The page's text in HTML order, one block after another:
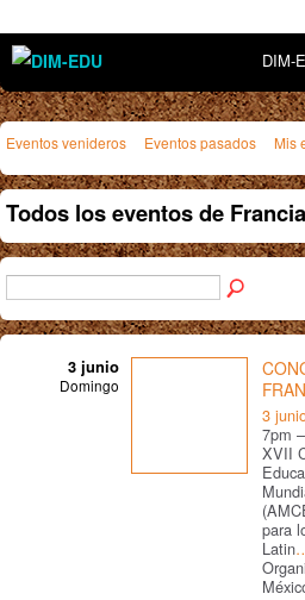
DIM-
Eventos venideros Eventos pasados Mis
Todos los eventos de Francia
3 junio
Domingo
3
7pm –
XVII
para
Latin